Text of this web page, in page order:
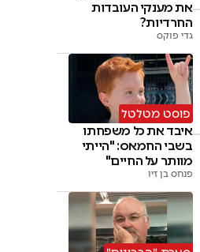
את מענקי העובדות
החרדיות?
גדי פוקס
פוסט מטלטל
איבד את כל משפחתו
בשבי החמאס: "הייתי
מוותר על החיים"
פנחס בן זיו